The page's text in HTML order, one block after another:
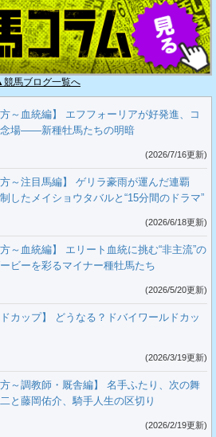
馬ブログ一覧へ
方～血統編】 エフフォーリアが好発進、コ
念場――新種牡馬たちの明暗
(2026/7/16更新)
方～注目馬編】 ゲリラ豪雨が運んだ連覇
たメイショウタバルと“15分間のドラマ”
(2026/6/18更新)
～血統編】 エリート血統に挑む“非主流”の
ビーを彩るマイナー種牡馬たち
(2026/5/20更新)
ドカップ】 どうなる？ドバイワールドカッ
(2026/3/19更新)
方～調教師・厩舎編】 名手ふたり、次の舞
と藤岡佑介、騎手人生の区切り
(2026/2/19更新)